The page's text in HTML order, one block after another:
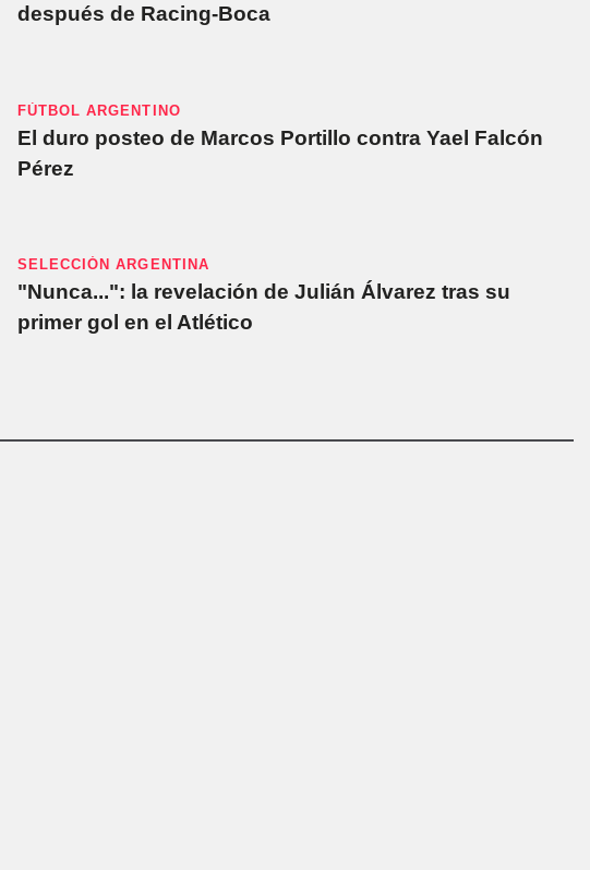
después de Racing-Boca
FÚTBOL ARGENTINO
El duro posteo de Marcos Portillo contra Yael Falcón
Pérez
SELECCIÓN ARGENTINA
"Nunca...": la revelación de Julián Álvarez tras su
primer gol en el Atlético